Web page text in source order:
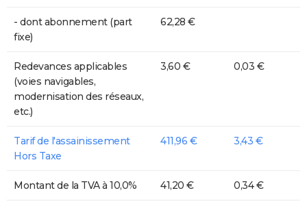
- dont abonnement (part
fixe)
62,28 €
Redevances applicables
(voies navigables,
modernisation des réseaux,
etc.)
3,60 € 0,03 €
Tarif de l'assainissement
Hors Taxe
411,96 € 3,43 €
Montant de la TVA à 10,0% 41,20 € 0,34 €